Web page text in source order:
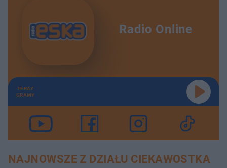
Radio Online
TERAZ
GRAMY
NAJNOWSZE Z DZIAŁU CIEKAWOSTKA